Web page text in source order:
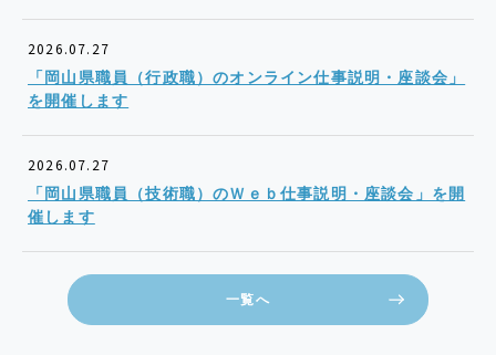
2026.07.27
「岡山県職員（行政職）のオンライン仕事説明・座談会」
を開催します
2026.07.27
「岡山県職員（技術職）のＷｅｂ仕事説明・座談会」を開
催します
一覧へ